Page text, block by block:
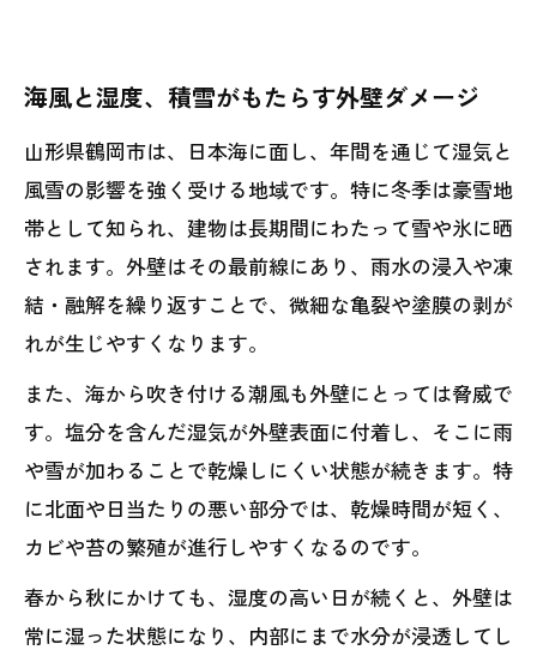
海風と湿度、積雪がもたらす外壁ダメージ
山形県鶴岡市は、日本海に面し、年間を通じて湿気と
風雪の影響を強く受ける地域です。特に冬季は豪雪地
帯として知られ、建物は長期間にわたって雪や氷に晒
されます。外壁はその最前線にあり、雨水の浸入や凍
結・融解を繰り返すことで、微細な亀裂や塗膜の剥が
れが生じやすくなります。
また、海から吹き付ける潮風も外壁にとっては脅威で
す。塩分を含んだ湿気が外壁表面に付着し、そこに雨
や雪が加わることで乾燥しにくい状態が続きます。特
に北面や日当たりの悪い部分では、乾燥時間が短く、
カビや苔の繁殖が進行しやすくなるのです。
春から秋にかけても、湿度の高い日が続くと、外壁は
常に湿った状態になり、内部にまで水分が浸透してし